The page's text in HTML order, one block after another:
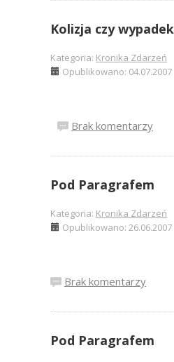
Kolizja czy
Kategoria: Kronika Zdarzeń
Opublikowano: 04.07.2007
Brak komentarzy
Pod Paragrafem
Kategoria: Kronika Zdarzeń
Opublikowano: 26.06.2007
Brak komentarzy
Pod Paragrafem